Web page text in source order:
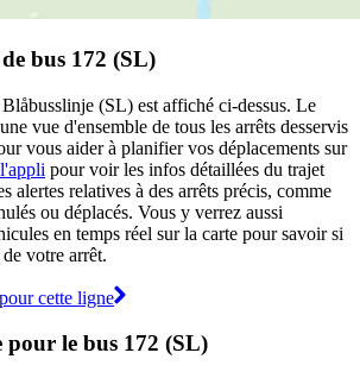
bus 172 (SL)
(SL) est affiché ci-dessus. Le
vue d'ensemble de tous les arrêts desservis
vous aider à planifier vos déplacements sur
pour voir les infos détaillées du trajet
alertes relatives à des arrêts précis, comme
ou déplacés. Vous y verrez aussi
en temps réel sur la carte pour savoir si
votre arrêt.
cette ligne
pour le bus 172 (SL)